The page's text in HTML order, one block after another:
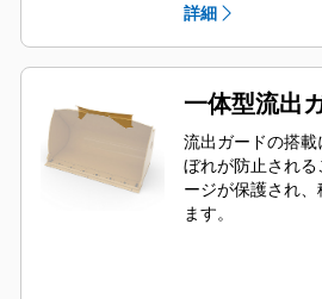
や整地用途に最適
シリーズバケッ
は、規定容量に
ることができます
詳細
一体型流出
流出ガードの搭
ぼれが防止され
ージが保護され
ます。